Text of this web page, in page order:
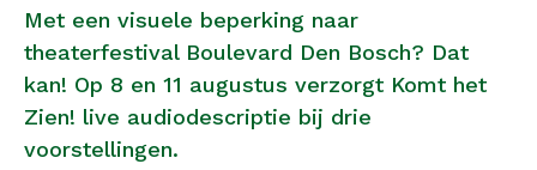
Met een visuele beperking naar
theaterfestival Boulevard Den Bosch? Dat
kan! Op 8 en 11 augustus verzorgt Komt het
Zien! live audiodescriptie bij drie
voorstellingen.